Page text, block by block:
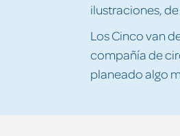
ilustraciones,
Los Cinco van
compañía de
planeado algo